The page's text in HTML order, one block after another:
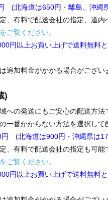
(北海道は650円・離島、沖縄
、有料で配送会社の指定、道内
ご覧ください。
円以上お買い上げで送料無料
追加料金がかかる場合がござい
)
への発送にもご安心の配送方法
一番かからない方法を選択して
(北海道は900円・沖縄県は
、有料で配送会社の指定も可能
ご覧ください。
円以上お買い上げで送料無料